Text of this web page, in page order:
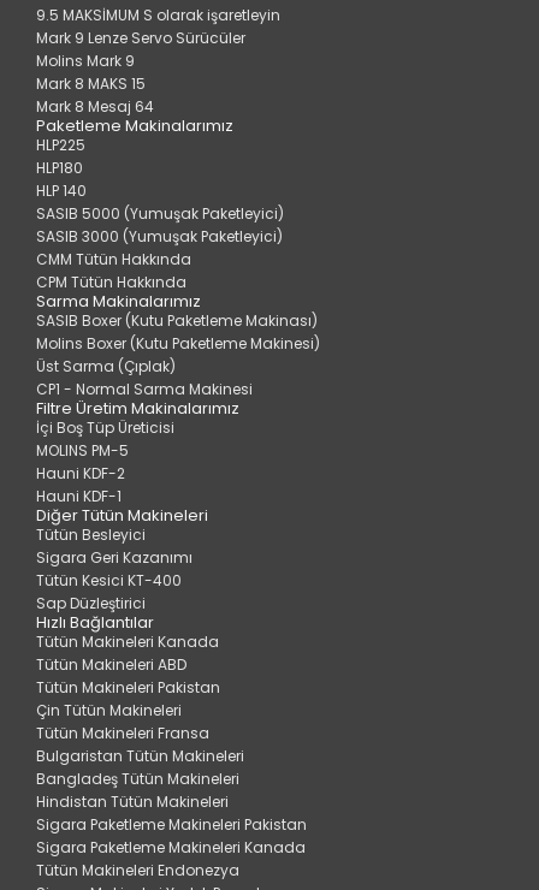
9.5 MAKSİMUM S olarak işaretleyin
Mark 9 Lenze Servo Sürücüler
Molins Mark 9
Mark 8 MAKS 15
Mark 8 Mesaj 64
Paketleme Makinalarımız
HLP225
HLP180
HLP 140
SASIB 5000 (Yumuşak Paketleyici)
SASIB 3000 (Yumuşak Paketleyici)
CMM Tütün Hakkında
CPM Tütün Hakkında
Sarma Makinalarımız
SASIB Boxer (Kutu Paketleme Makinası)
Molins Boxer (Kutu Paketleme Makinesi)
Üst Sarma (Çıplak)
CP1 - Normal Sarma Makinesi
Filtre Üretim Makinalarımız
İçi Boş Tüp Üreticisi
MOLINS PM-5
Hauni KDF-2
Hauni KDF-1
Diğer Tütün Makineleri
Tütün Besleyici
Sigara Geri Kazanımı
Tütün Kesici KT-400
Sap Düzleştirici
Hızlı Bağlantılar
Tütün Makineleri Kanada
Tütün Makineleri ABD
Tütün Makineleri Pakistan
Çin Tütün Makineleri
Tütün Makineleri Fransa
Bulgaristan Tütün Makineleri
Bangladeş Tütün Makineleri
Hindistan Tütün Makineleri
Sigara Paketleme Makineleri Pakistan
Sigara Paketleme Makineleri Kanada
Tütün Makineleri Endonezya